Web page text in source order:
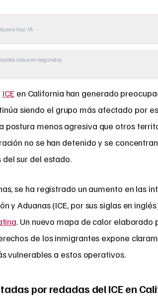
Voz · IA
clave en segundos
ICEen California han generado
siendo el grupo más afectado por
postura menos agresiva que otros
no se han detenido y se
sur del estado.
se ha registrado un aumento en las
y Aduanas (ICE, por sus siglas en
. Un nuevo mapa de calor elaborado
de los inmigrantes expone
vulnerables a estos operativos.
por redadas del ICE en